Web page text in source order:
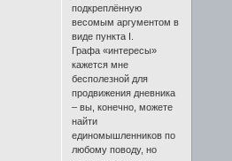
подкреплённую
весомым аргументом в
виде пункта I.
Графа «интересы»
кажется мне
бесполезной для
продвижения дневника
– вы, конечно, можете
найти
единомышленников по
любому поводу, но